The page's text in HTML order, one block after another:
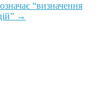
“визначення
→